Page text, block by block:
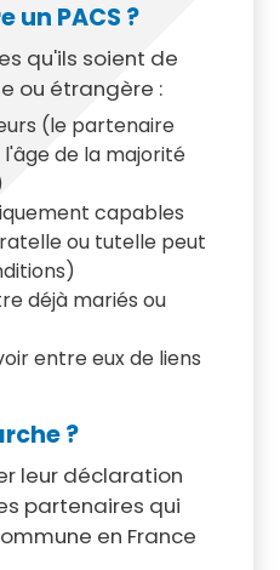
un PACS ?
qu'ils soient de
ou étrangère :
(le partenaire
de la majorité
capables
ou tutelle peut
déjà mariés ou
entre eux de liens
?
leur déclaration
partenaires qui
en France